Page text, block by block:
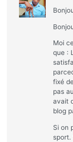
Moi
que :
fixé
pas
avait
blog
Si on
sport.